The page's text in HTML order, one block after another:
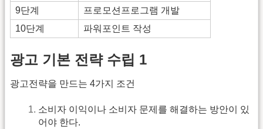
9단계
프로모션프로그램 개발
10단계
파워포인트 작성
광고 기본 전략 수립 1
광고전략을 만드는 4가지 조건
소비자 이익이나 소비자 문제를 해결하는 방안이 있
어야 한다.